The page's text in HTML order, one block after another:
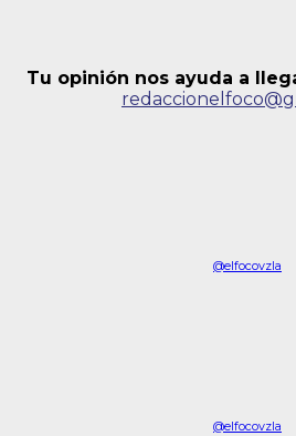
Tu opinión nos ayuda a
@elfocovzla
@elfocovzla